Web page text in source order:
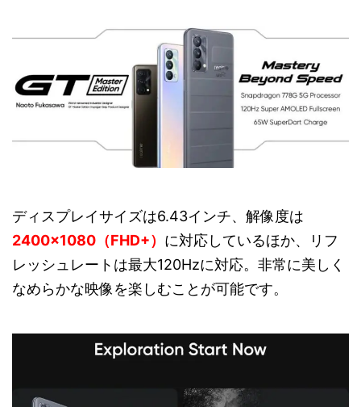
ディスプレイサイズは6.43インチ、解像度は
2400×1080（FHD+） に対応しているほか、リフ
レッシュレートは最大120Hzに対応。非常に美しく
なめらかな映像を楽しむことが可能です。